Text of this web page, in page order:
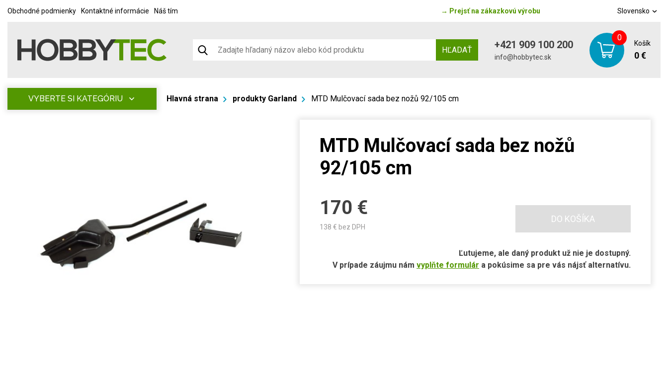
Obchodné podmienky Kontaktné informácie Náš tím → Prejsť na zákazkovú výrobu Slovensko
HĽADAŤ +421 909 100 200
info@hobbytec.sk
0
Košík
0 €
VYBERTE SI KATEGÓRIU Hlavná strana produkty Garland MTD Mulčovací sada bez nožů 92/105 cm
MTD Mulčovací sada bez nožů
92/105 cm
170 €
138 € bez DPH
DO KOŠÍKA
Ľutujeme, ale daný produkt už nie je dostupný.
V prípade záujmu nám vyplňte formulár a pokúsime sa pre vás nájsť alternatívu.